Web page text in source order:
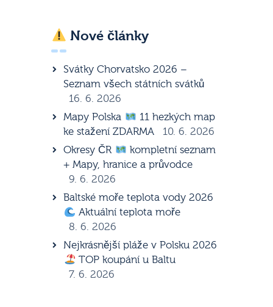
Nové články
Svátky Chorvatsko 2026 –
Seznam všech státních svátků
16. 6. 2026
Mapy Polska
11 hezkých map
ke stažení ZDARMA
10. 6. 2026
Okresy ČR
kompletní seznam
+ Mapy, hranice a průvodce
9. 6. 2026
Baltské moře teplota vody 2026
Aktuální teplota moře
8. 6. 2026
Nejkrásnější pláže v Polsku 2026
TOP koupání u Baltu
7. 6. 2026